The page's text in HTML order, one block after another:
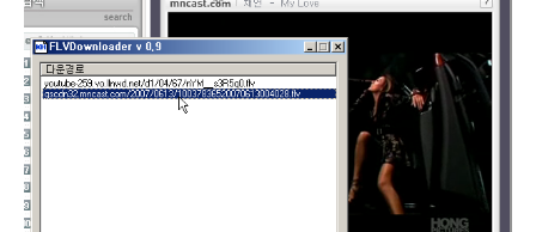
니다
반복 업무를 줄여주는 자동화·매크로 프로그램을 개발해드립
니다